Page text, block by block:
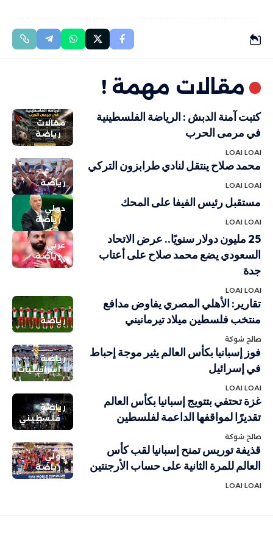
مقالات مهمة !
مقالات
رياضة
كتبت آمنة الدبش : الرياضة الفلسطينية
في مرمى الحرب
LOAI LOAI
رياضة
محمد صلاح ينتقل لنادي طرابزون التركي
LOAI LOAI
دولي
رياضة
مستقبل رئيس الفيفا على المحك
LOAI LOAI
عربي
رياضة
25 مليون دولار سنويًا.. عرض الاتحاد
السعودي يضع محمد صلاح على أعتاب
جدة
LOAI LOAI
رياضة
تقارير: الأهلي المصري يفاوض مدافع
منتخب فلسطين ميلاد تيرمانيني
صالح شوكة
رياضة
إسرائيليات
فوز إسبانيا بكأس العالم يثير موجة إحباط
في إسرائيل
LOAI LOAI
رياضة
فلسطيني
غزة تحتفي بتتويج إسبانيا بكأس العالم
تقديرًا لمواقفها الداعمة لفلسطين
صالح شوكة
دولي
رياضة
قذيفة توريس تمنح إسبانيا لقب كأس
العالم للمرة الثانية على حساب الأرجنتين
LOAI LOAI